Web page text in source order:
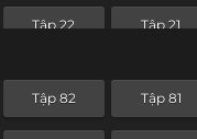
Tập 22 Tập 21
Tập 82 Tập 81